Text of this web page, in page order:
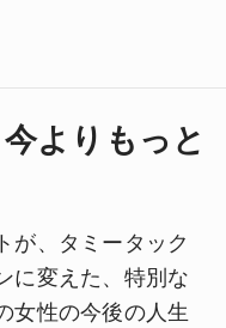
よりもっと
が、タミータック
に変えた、特別な
女性の今後の人生